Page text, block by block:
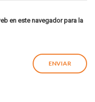
en este navegador para la